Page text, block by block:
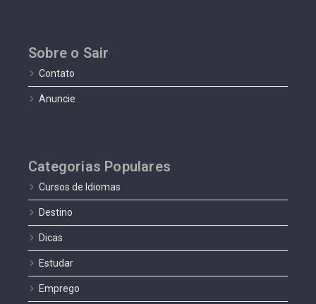
Sobre o Sair
Contato
Anuncie
Categorias Populares
Cursos de Idiomas
Destino
Dicas
Estudar
Emprego